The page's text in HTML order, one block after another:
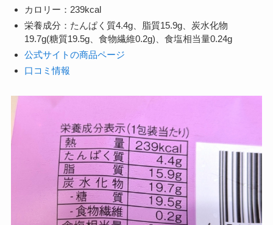
カロリー：239kcal
栄養成分：たんぱく質4.4g、脂質15.9g、炭水化物
19.7g(糖質19.5g、食物繊維0.2g)、食塩相当量0.24g
公式サイトの商品ページ
口コミ情報